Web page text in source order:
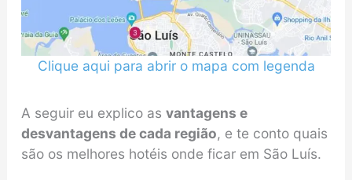
Clique aqui para abrir o mapa com legenda
A seguir eu explico as vantagens e
desvantagens de cada região, e te conto quais
são os melhores hotéis onde ficar em São Luís.